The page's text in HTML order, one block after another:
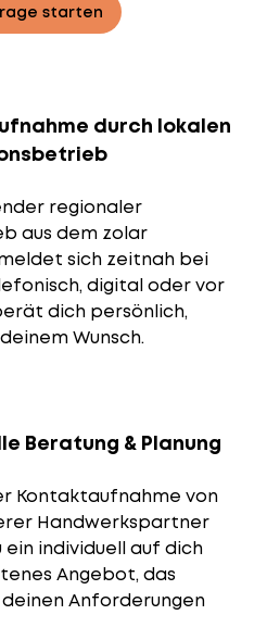
starten
durch lokalen
regionaler
aus dem zolar
sich zeitnah bei
digital oder vor
dich persönlich,
Wunsch.
Beratung & Planung
Kontaktaufnahme von
Handwerkspartner
individuell auf dich
Angebot, das
Anforderungen